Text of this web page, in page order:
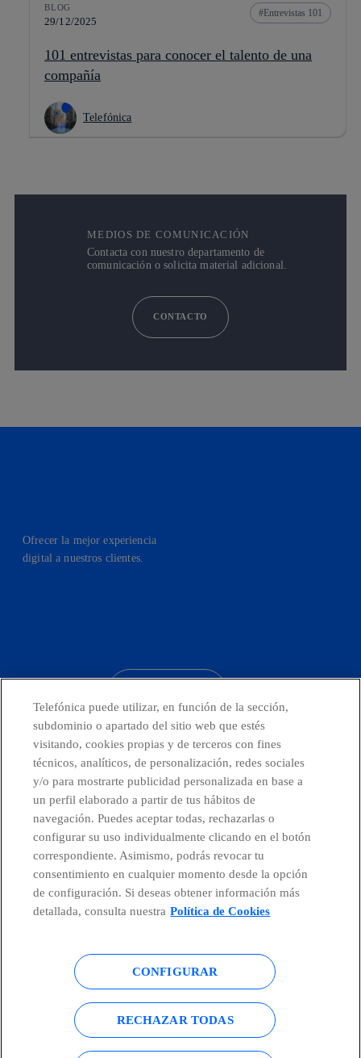
BLOG
29/12/2025
Entrevistas 101
101 entrevistas para conocer el talento de una
compañía
Telefónica
MEDIOS DE COMUNICACIÓN
Contacta con nuestro departamento de
comunicación o solicita material adicional.
CONTACTO
Ofrecer la mejor experiencia
digital a nuestros clientes.
Telefónica en redes sociales
Canal de Denuncias
Centro Global Transparencia
Política de cookies Aviso legal
Accesibilidad Política de privacidad
Mapa del sitio
Telefónica puede utilizar, en función de la sección,
subdominio o apartado del sitio web que estés
visitando, cookies propias y de terceros con fines
técnicos, analíticos, de personalización, redes sociales
y/o para mostrarte publicidad personalizada en base a
un perfil elaborado a partir de tus hábitos de
navegación. Puedes aceptar todas, rechazarlas o
configurar su uso individualmente clicando en el botón
correspondiente. Asimismo, podrás revocar tu
consentimiento en cualquier momento desde la opción
de configuración. Si deseas obtener información más
detallada, consulta nuestra Política de Cookies
CONFIGURAR
RECHAZAR TODAS